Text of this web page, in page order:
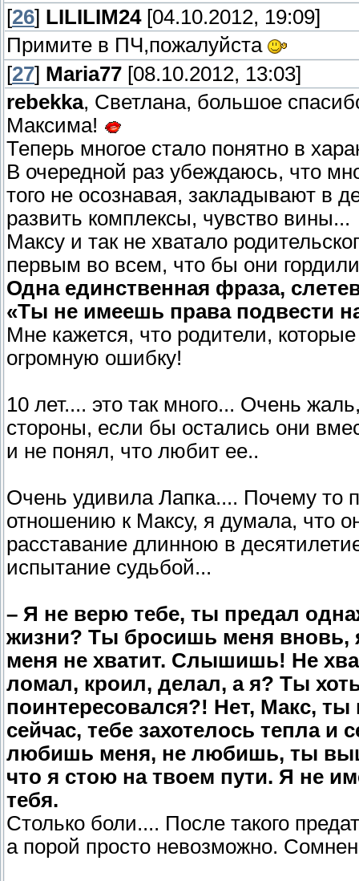
[26] LILILIM24[04.10.2012, 19:09]
Примите в ПЧ,пожалуйста
[27] Maria77 [08.10.2012, 13:03]
rebekka, Светлана, большое
Максима!
Теперь многое стало понятно в
В очередной раз убеждаюсь, что
того не осознавая, закладывают в
развить комплексы, чувство вины...
Максу и так не хватало
первым во всем, что бы они
Одна единственная фраза,
«Ты не имеешь права подвести
Мне кажется, что родители,
огромную ошибку!
10 лет.... это так много... Очень
стороны, если бы остались они
и не понял, что любит ее..
Очень удивила Лапка.... Почему то
отношению к Максу, я думала, что
расставание длинною в
испытание судьбой...
– Я не верю тебе, ты предал
жизни? Ты бросишь меня вновь,
меня не хватит. Слышишь! Не
ломал, кроил, делал, а я? Ты
поинтересовался?! Нет, Макс,
сейчас, тебе захотелось тепла
любишь меня, не любишь, ты
что я стою на твоем пути. Я не
тебя.
Столько боли.... После такого
а порой просто невозможно.